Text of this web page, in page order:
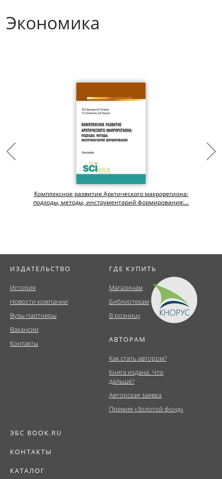
Экономика
Комплексное развитие Арктического макрорегиона:
подходы, методы, инструментарий формирования:...
ИЗДАТЕЛЬСТВО
История
Новости компании
Вузы-партнеры
Вакансии
Контакты
ГДЕ КУПИТЬ
Магазинам
Библиотекам
В розницу
АВТОРАМ
Как стать автором?
Книга издана. Что
дальше?
Авторская заявка
Премия «Золотой фонд»
ЭБС BOOK.RU
КОНТАКТЫ
КАТАЛОГ